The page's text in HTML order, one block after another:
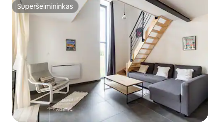
Superšeimininkas
Superšeimininkas